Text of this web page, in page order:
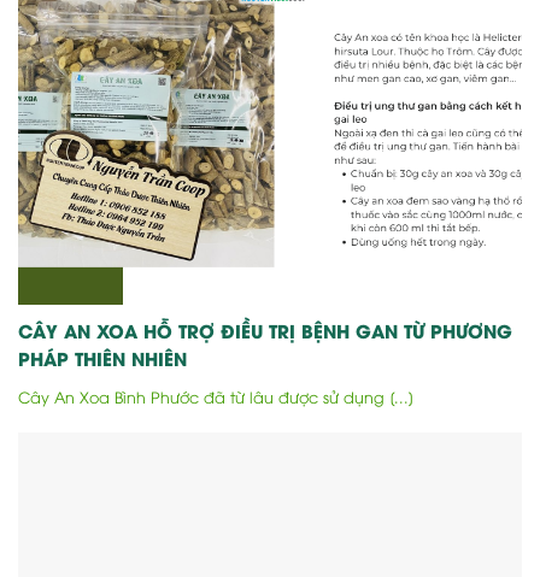
CÂY AN XOA HỖ TRỢ ĐIỀU TRỊ BỆNH GAN TỪ PHƯƠNG
PHÁP THIÊN NHIÊN
Cây An Xoa Bình Phước đã từ lâu được sử dụng [...]